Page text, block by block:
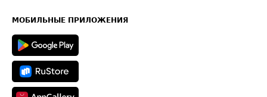
Техническая информация
МОБИЛЬНЫЕ ПРИЛОЖЕНИЯ